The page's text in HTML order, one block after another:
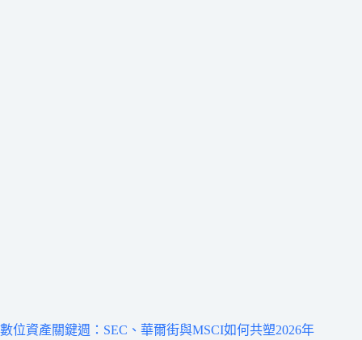
數位資產關鍵週：SEC、華爾街與MSCI如何共塑2026年